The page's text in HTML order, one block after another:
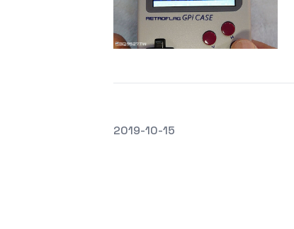
發文於
2019-10-15